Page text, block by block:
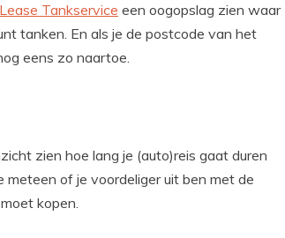
Tankservice een oogopslag zien waar
tanken. En als je de postcode van het
eens zo naartoe.
zien hoe lang je (auto)reis gaat duren
of je voordeliger uit ben met de
moet kopen.